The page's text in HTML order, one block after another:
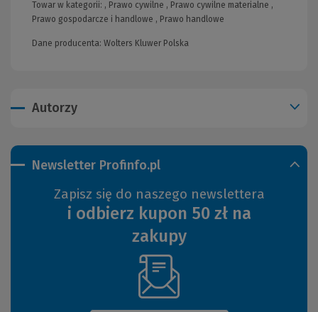
Towar w kategorii: , Prawo cywilne , Prawo cywilne materialne ,
Prawo gospodarcze i handlowe , Prawo handlowe
Dane producenta: Wolters Kluwer Polska
Autorzy
Newsletter Profinfo.pl
Zapisz się do naszego newslettera
i odbierz kupon 50 zł na
zakupy
(Nowe
okno)